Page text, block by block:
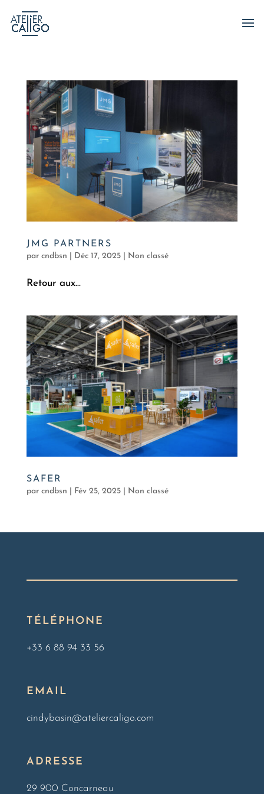
JMG PARTNERS
par cndbsn Déc 17, 2025| Non classé
Retour aux...
SAFER
par cndbsn Fév 25, 2025| Non classé
TÉLÉPHONE
+33 6 88 94 33 56
EMAIL
cindybasin@ateliercaligo.com
ADRESSE
29 900 Concarneau